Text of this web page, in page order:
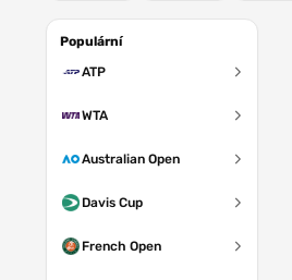
Populární
ATP
WTA
Australian Open
Davis Cup
French Open